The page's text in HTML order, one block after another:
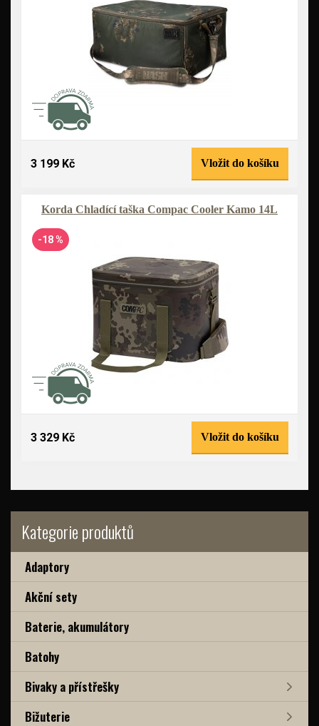
Kategorie produktů
Adaptory
Akční sety
Baterie, akumulátory
Batohy
Bivaky a přístřešky
Bižuterie
3 199 Kč Vložit do košíku
Korda Chladící taška Compac Cooler Kamo 14L
-18 %
3 329 Kč Vložit do košíku